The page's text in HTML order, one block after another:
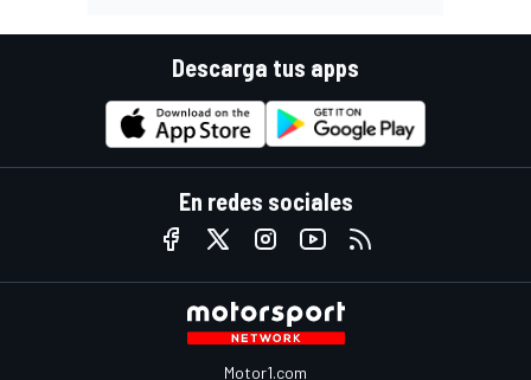
Descarga tus apps
En redes sociales
Motor1.com